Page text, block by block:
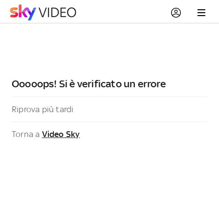
Ooooops! Si è verificato un errore
Riprova più tardi
Torna a Video Sky